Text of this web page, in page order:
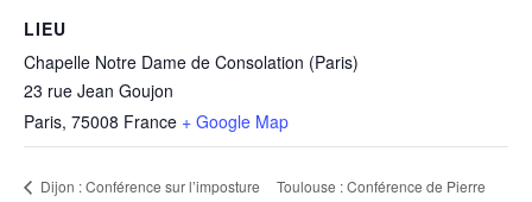
LIEU
Chapelle Notre Dame de Consolation (Paris)
23 rue Jean Goujon
Paris, 75008 France + Google Map
Dijon : Conférence sur l’imposture
Toulouse : Conférence de Pierre